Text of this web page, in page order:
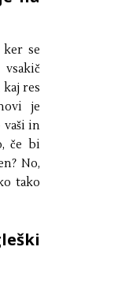
ker se
res
je
vaši in
če bi
No,
tako